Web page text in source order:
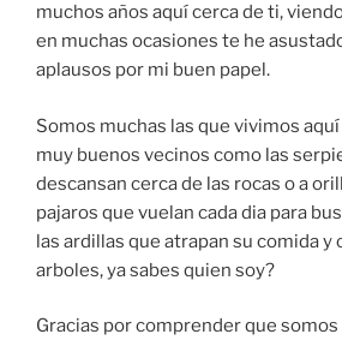
muchos años aquí cerca de ti,
en muchas ocasiones te he
aplausos por mi buen papel.
Somos muchas las que vivimos
muy buenos vecinos como las
descansan cerca de las rocas o a
pajaros que vuelan cada dia para
las ardillas que atrapan su comida y
arboles, ya sabes quien soy?
Gracias por comprender que